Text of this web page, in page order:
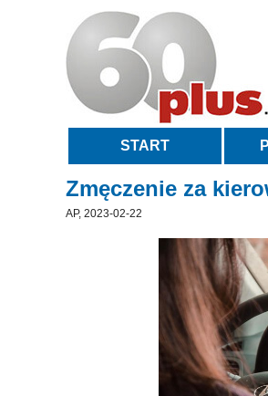
START
Zmęczenie za
AP, 2023-02-22